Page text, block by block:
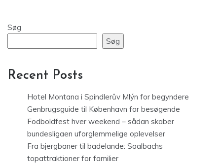
Søg
Søg
Recent Posts
Hotel Montana i Spindlerův Mlýn for begyndere
Genbrugsguide til København for besøgende
Fodboldfest hver weekend – sådan skaber
bundesligaen uforglemmelige oplevelser
Fra bjergbaner til badelande: Saalbachs
topattraktioner for familier